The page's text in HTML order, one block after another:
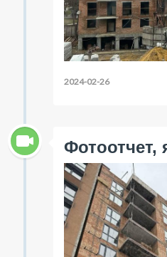
2024-02-26
Фотоотчет,